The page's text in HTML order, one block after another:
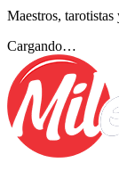
Maestros,
Cargando…